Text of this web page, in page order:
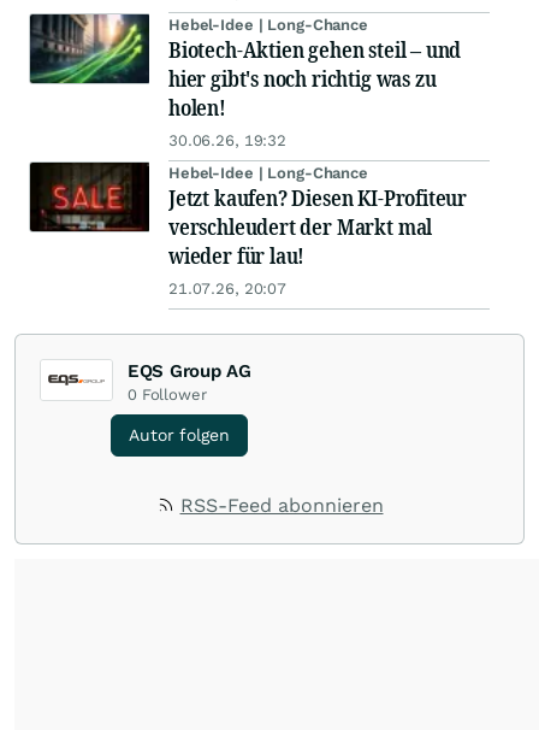
Hebel-Idee | Long-Chance
Biotech-Aktien gehen steil – und
hier gibt's noch richtig was zu
holen!
30.06.26, 19:32
Hebel-Idee | Long-Chance
Jetzt kaufen? Diesen KI-Profiteur
verschleudert der Markt mal
wieder für lau!
21.07.26, 20:07
EQS Group AG
0 Follower
Autor folgen
RSS-Feed abonnieren